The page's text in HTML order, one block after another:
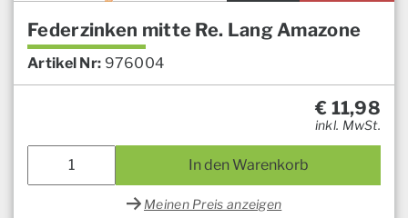
Federzinken mitte Re. Lang Amazone
Artikel Nr: 976004
€ 11,98
inkl. MwSt.
In den Warenkorb
Meinen Preis anzeigen